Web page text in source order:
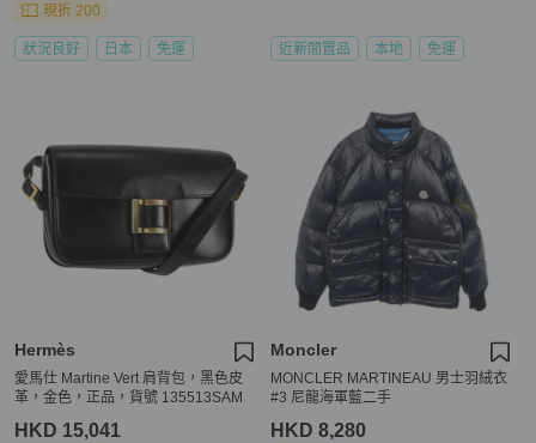
現折 200
狀況良好 日本 免運 近新閒置品 本地 免運
Hermès
愛馬仕 Martine Vert 肩背包，黑色皮
革，金色，正品，貨號 135513SAM
HKD 15,041
Moncler
MONCLER MARTINEAU 男士羽絨衣
#3 尼龍海軍藍二手
HKD 8,280